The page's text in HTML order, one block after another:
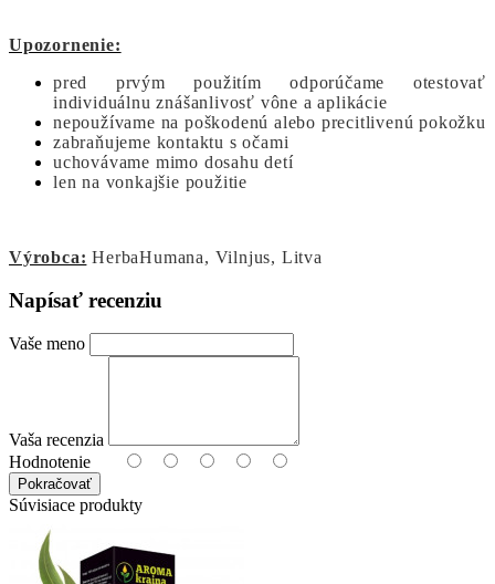
Upozornenie:
pred prvým použitím odporúčame otestovať
individuálnu znášanlivosť vône a aplikácie
nepoužívame na poškodenú alebo precitlivenú pokožku
zabraňujeme kontaktu s očami
uchovávame mimo dosahu detí
len na vonkajšie použitie
Výrobca: HerbaHumana, Vilnjus, Litva
Napísať recenziu
Vaše meno
Vaša recenzia
Hodnotenie
Pokračovať
Súvisiace produkty